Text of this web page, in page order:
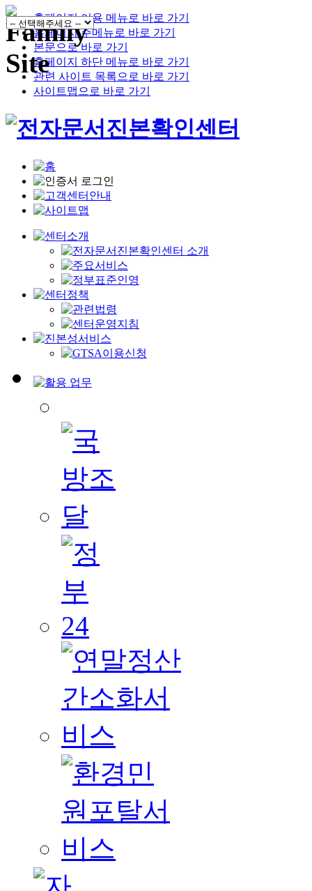
홈페이지 이용 메뉴로 바로 가기
홈페이지 주메뉴로 바로 가기
본문으로 바로 가기
홈페이지 하단 메뉴로 바로 가기
관련 사이트 목록으로 바로 가기
사이트맵으로 바로 가기